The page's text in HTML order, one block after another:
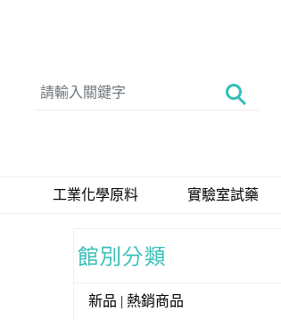
工業化學原料 實驗室試藥
新品 | 熱銷商品